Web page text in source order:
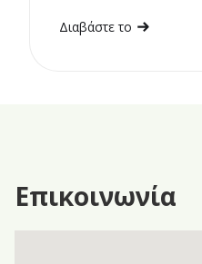
Διαβάστε το
Επικοινωνία